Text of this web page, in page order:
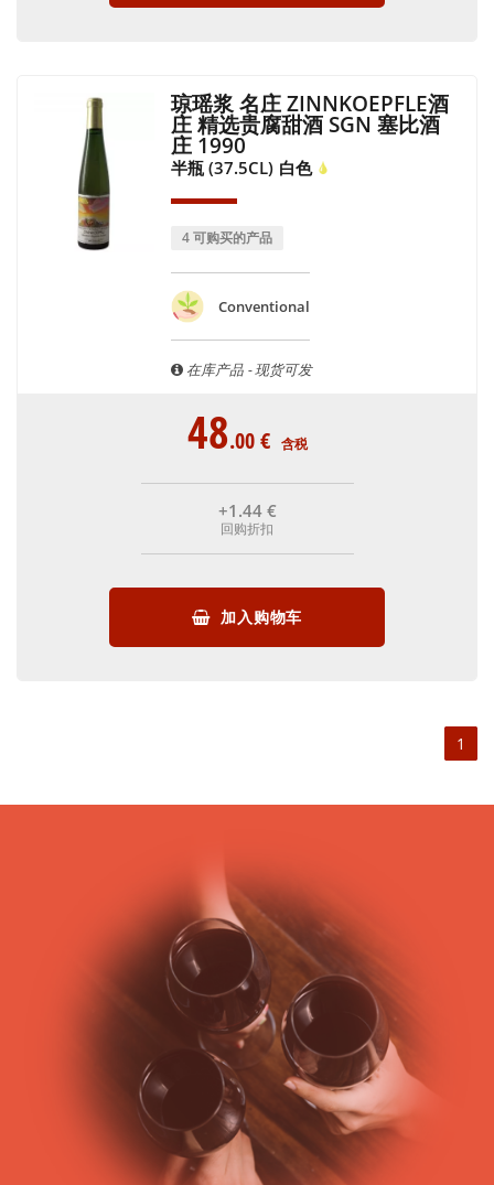
琼瑶浆 名庄 ZINNKOEPFLE酒
庄 精选贵腐甜酒 SGN 塞比酒
庄 1990
半瓶 (37.5CL) 白色
4 可购买的产品
Conventional
在库产品 - 现货可发
48.00€ 含税
+1 .44 €
回购折扣
加入购物车
1